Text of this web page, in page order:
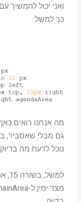
ואני יכול להמשיך
כך למשל:
גם מבלי שאסביר,
נוכל לדעת מה